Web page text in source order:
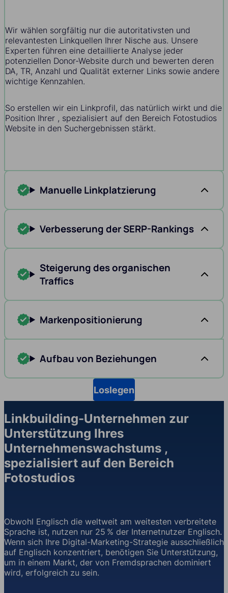
Wir wählen sorgfältig nur die autoritativsten und
relevantesten Linkquellen Ihrer Nische aus. Unsere
Experten führen eine detaillierte Analyse jeder
potenziellen Donor-Website durch und bewerten deren
DA, TR, Anzahl und Qualität externer Links sowie andere
wichtige Kennzahlen.
So erstellen wir ein Linkprofil, das natürlich wirkt und die
Position Ihrer , spezialisiert auf den Bereich Fotostudios
Website in den Suchergebnissen stärkt.
Manuelle Linkplatzierung
Verbesserung der SERP-Rankings
Steigerung des organischen
Traffics
Markenpositionierung
Aufbau von Beziehungen
Loslegen
Linkbuilding-Unternehmen zur
Unterstützung Ihres
Unternehmenswachstums ,
spezialisiert auf den Bereich
Fotostudios
Obwohl Englisch die weltweit am weitesten verbreitete
Sprache ist, nutzen nur 25 % der Internetnutzer Englisch.
Wenn sich Ihre Digital-Marketing-Strategie ausschließlich
auf Englisch konzentriert, benötigen Sie Unterstützung,
um in einem Markt, der von Fremdsprachen dominiert
wird, erfolgreich zu sein.